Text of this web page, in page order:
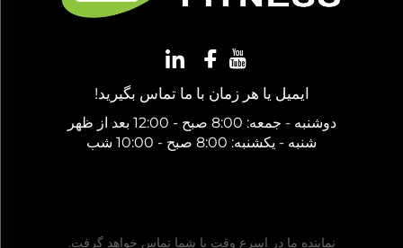
ایمیل یا هر زمان با ما تماس بگیرید!
دوشنبه - جمعه: 8:00 صبح - 12:00 بعد از ظهر
شنبه - یکشنبه: 8:00 صبح - 10:00 شب
نماینده ما در اسرع وقت با شما تماس خواهد گرفت.